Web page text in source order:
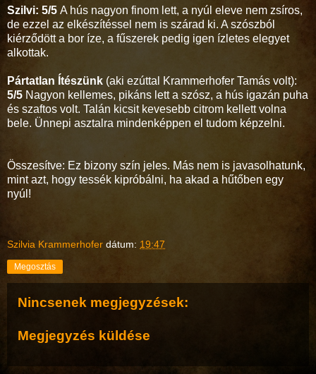
Szilvi: 5/5 A hús nagyon finom lett, a nyúl eleve nem zsíros,
de ezzel az elkészítéssel nem is szárad ki. A szószból
kiérződött a bor íze, a fűszerek pedig igen ízletes elegyet
alkottak.
Pártatlan Ítészünk (aki ezúttal Krammerhofer Tamás volt):
5/5 Nagyon kellemes, pikáns lett a szósz, a hús igazán puha
és szaftos volt. Talán kicsit kevesebb citrom kellett volna
bele. Ünnepi asztalra mindenképpen el tudom képzelni.
Összesítve: Ez bizony szín jeles. Más nem is javasolhatunk,
mint azt, hogy tessék kipróbálni, ha akad a hűtőben egy
nyúl!
Szilvia Krammerhofer dátum: 19:47
Megosztás
Nincsenek megjegyzések:
Megjegyzés küldése